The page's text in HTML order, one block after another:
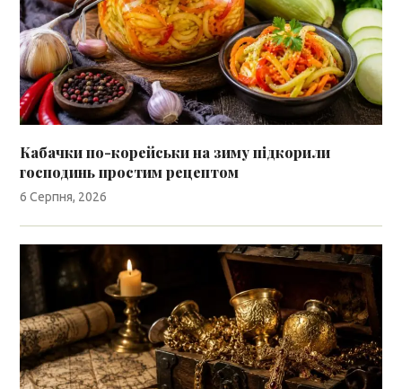
Кабачки по-корейськи на зиму підкорили
господинь простим рецептом
6 Серпня, 2026